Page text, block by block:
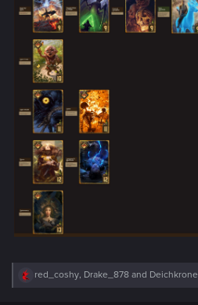
R
red_coshy, Drake_878 and Deichkrone